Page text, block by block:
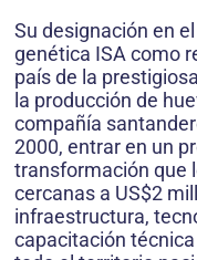
Su designación en
genética ISA como
país de la
la producción de
compañía
2000, entrar en un
transformación que
cercanas a US$2
infraestructura,
capacitación